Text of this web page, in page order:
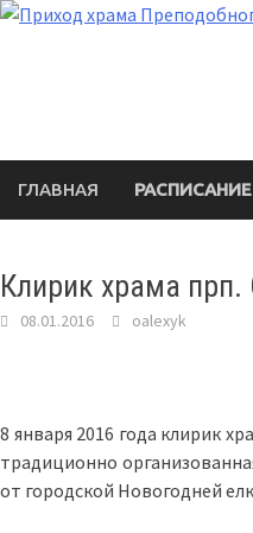
Перейти
ГЛАВНАЯ
Клирик храма прп.
08.01.2016 oalexyk
8 января 2016 года клирик
традиционно
от городской Новогодней